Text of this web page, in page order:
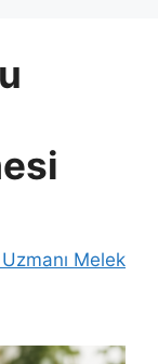
Melek